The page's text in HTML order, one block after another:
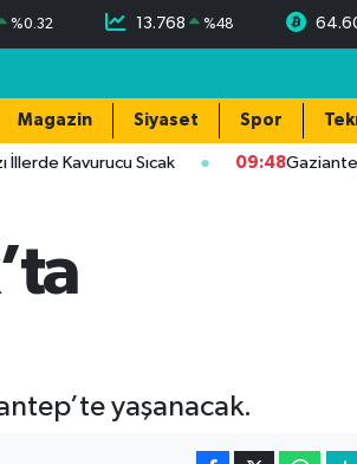
%0.32 13.768 %48
Magazin Siyaset Spor
Kavurucu Sıcak 09:48Gaziantep'te
yaşanacak.